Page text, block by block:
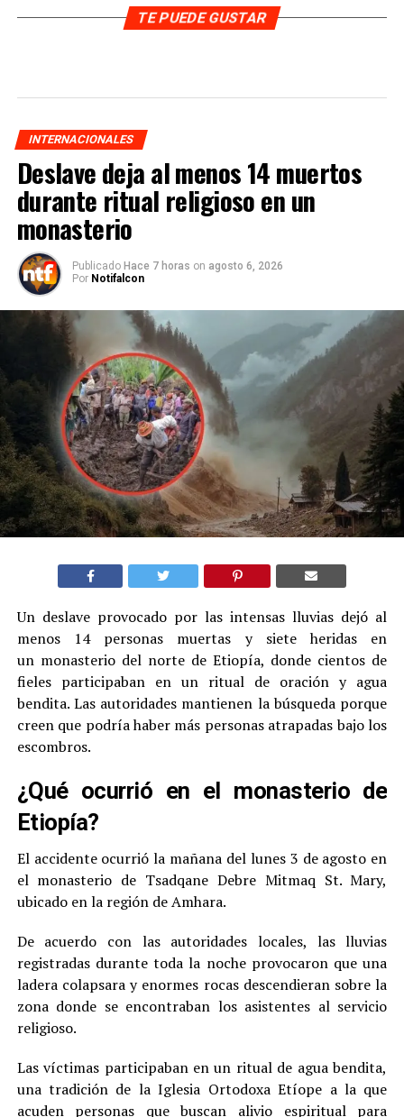
TE PUEDE GUSTAR
INTERNACIONALES
Deslave deja al menos 14 muertos
durante ritual religioso en un
monasterio
Publicado Hace 7 horas on agosto 6, 2026
Por Notifalcon
Un deslave provocado por las intensas lluvias dejó al
menos 14 personas muertas y siete heridas en
un monasterio del norte de Etiopía, donde cientos de
fieles participaban en un ritual de oración y agua
bendita. Las autoridades mantienen la búsqueda porque
creen que podría haber más personas atrapadas bajo los
escombros.
¿Qué ocurrió en el monasterio de
Etiopía?
El accidente ocurrió la mañana del lunes 3 de agosto en
el monasterio de Tsadqane Debre Mitmaq St. Mary,
ubicado en la región de Amhara.
De acuerdo con las autoridades locales, las lluvias
registradas durante toda la noche provocaron que una
ladera colapsara y enormes rocas descendieran sobre la
zona donde se encontraban los asistentes al servicio
religioso.
Las víctimas participaban en un ritual de agua bendita,
una tradición de la Iglesia Ortodoxa Etíope a la que
acuden personas que buscan alivio espiritual para